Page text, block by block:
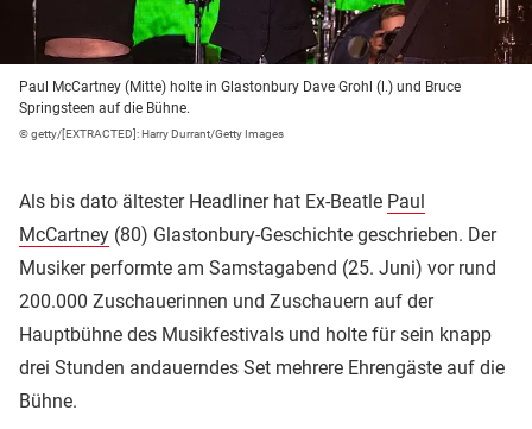
Paul McCartney (Mitte) holte in Glastonbury Dave Grohl (l.) und Bruce
Springsteen auf die Bühne.
© getty/[EXTRACTED]: Harry Durrant/Getty Images
Als bis dato ältester Headliner hat Ex-Beatle Paul
McCartney (80) Glastonbury-Geschichte geschrieben. Der
Musiker performte am Samstagabend (25. Juni) vor rund
200.000 Zuschauerinnen und Zuschauern auf der
Hauptbühne des Musikfestivals und holte für sein knapp
drei Stunden andauerndes Set mehrere Ehrengäste auf die
Bühne.